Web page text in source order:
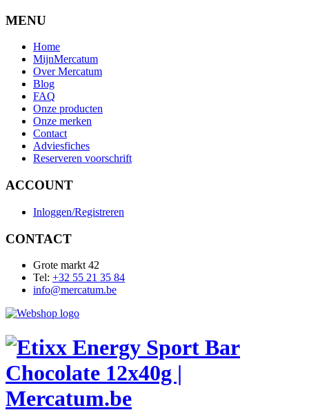
MENU
Home
MijnMercatum
Over Mercatum
Blog
FAQ
Onze producten
Onze merken
Contact
Adviesfiches
Reserveren voorschrift
ACCOUNT
Inloggen/Registreren
CONTACT
Grote markt 42
Tel: +32 55 21 35 84
info@mercatum.be